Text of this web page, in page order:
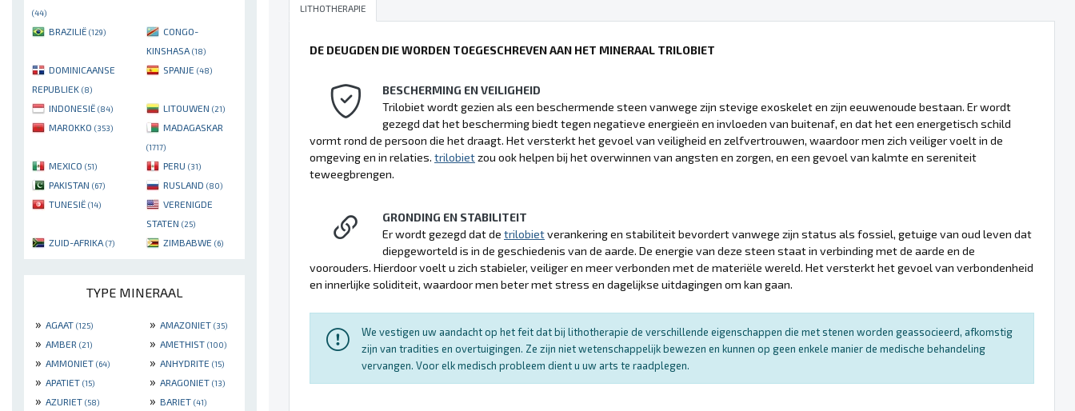
(44)
BRAZILIË (129)
CONGO-
KINSHASA (18)
DOMINICAANSE
REPUBLIEK (8)
SPANJE (48)
INDONESIË (84) LITOUWEN (21)
MAROKKO (353) MADAGASKAR
(1717)
MEXICO (51) PERU (31)
PAKISTAN (67) RUSLAND (80)
TUNESIË (14)
VERENIGDE
STATEN (25)
ZUID-AFRIKA (7) ZIMBABWE (6)
TYPE MINERAAL
» AGAAT (125) » AMAZONIET (35)
» AMBER (21) » AMETHIST (100)
» AMMONIET (64) » ANHYDRITE (15)
» APATIET (15) » ARAGONIET (13)
» AZURIET (58) » BARIET (41)
LITHOTHERAPIE
DE DEUGDEN DIE WORDEN TOEGESCHREVEN AAN HET MINERAAL TRILOBIET
BESCHERMING EN VEILIGHEID
Trilobiet wordt gezien als een beschermende steen vanwege zijn stevige exoskelet en zijn eeuwenoude bestaan. Er wordt
gezegd dat het bescherming biedt tegen negatieve energieën en invloeden van buitenaf, en dat het een energetisch schild
vormt rond de persoon die het draagt. Het versterkt het gevoel van veiligheid en zelfvertrouwen, waardoor men zich veiliger voelt in de
omgeving en in relaties. trilobietzou ook helpen bij het overwinnen van angsten en zorgen, en een gevoel van kalmte en sereniteit
teweegbrengen.
GRONDING EN STABILITEIT
Er wordt gezegd dat de trilobietverankering en stabiliteit bevordert vanwege zijn status als fossiel, getuige van oud leven dat
diepgeworteld is in de geschiedenis van de aarde. De energie van deze steen staat in verbinding met de aarde en de
voorouders. Hierdoor voelt u zich stabieler, veiliger en meer verbonden met de materiële wereld. Het versterkt het gevoel van verbondenheid
en innerlijke soliditeit, waardoor men beter met stress en dagelijkse uitdagingen om kan gaan.
We vestigen uw aandacht op het feit dat bij lithotherapie de verschillende eigenschappen die met stenen worden geassocieerd, afkomstig
zijn van tradities en overtuigingen. Ze zijn niet wetenschappelijk bewezen en kunnen op geen enkele manier de medische behandeling
vervangen. Voor elk medisch probleem dient u uw arts te raadplegen.